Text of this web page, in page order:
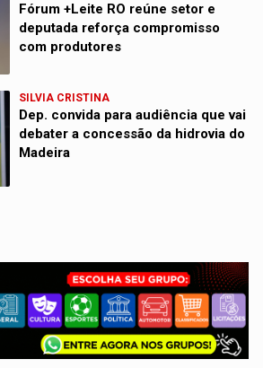
Fórum +Leite RO reúne setor e
deputada reforça compromisso
com produtores
SILVIA CRISTINA
Dep. convida para audiência que vai
debater a concessão da hidrovia do
Madeira